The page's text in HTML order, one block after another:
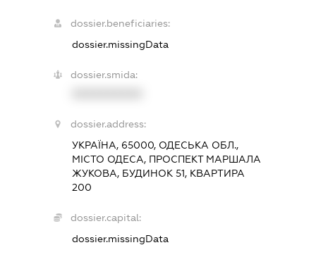
dossier.beneficiaries:
dossier.missingData
dossier.smida:
dossier.address:
УКРАЇНА, 65000, ОДЕСЬКА ОБЛ.,
МІСТО ОДЕСА, ПРОСПЕКТ МАРШАЛА
ЖУКОВА, БУДИНОК 51, КВАРТИРА
200
dossier.capital:
dossier.missingData